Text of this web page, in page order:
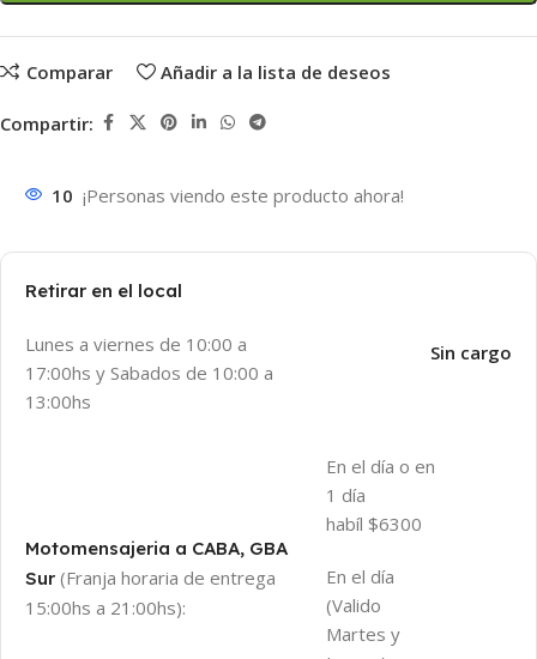
Comparar Añadir a la lista de deseos
Compartir:
10 ¡Personas viendo este producto ahora!
Retirar en el local
Lunes a viernes de 10:00 a
17:00hs y Sabados de 10:00 a
13:00hs
Sin cargo
Motomensajeria a CABA, GBA
Sur (Franja horaria de entrega
15:00hs a 21:00hs):
En el día o en
1 día
habíl $6300
En el día
(Valido
Martes y